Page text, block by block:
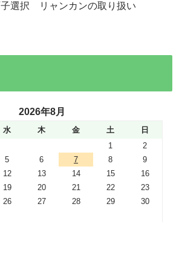
選択 リャンカンの取り扱い
2026年8月
水 木 金 土
日
1
2
5 6 7 8
9
12 13 14 15
16
19 20 21 22
23
26 27 28 29
30